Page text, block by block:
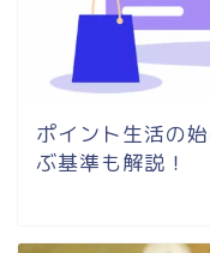
ポイント生活の
ぶ基準も解説！